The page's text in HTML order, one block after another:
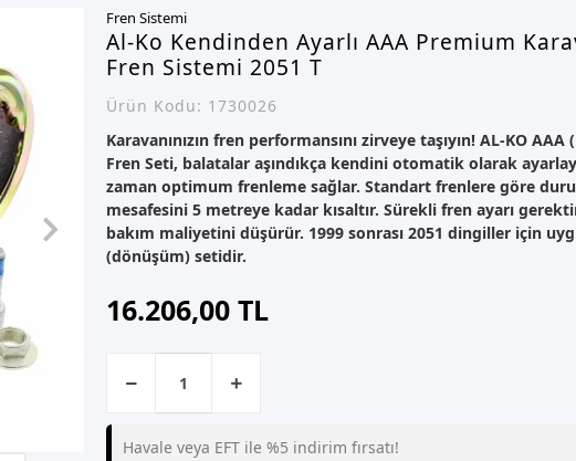
Fren Sistemi
Al-Ko Kendinden Ayarlı AAA Premium
Fren Sistemi 2051 T
Ürün Kodu: 1730026
Karavanınızın fren performansını zirveye taşıyın! AL-KO
Fren Seti, balatalar aşındıkça kendini otomatik olarak
zaman optimum frenleme sağlar. Standart frenlere göre
mesafesini 5 metreye kadar kısaltır. Sürekli fren ayarı
bakım maliyetini düşürür. 1999 sonrası 2051 dingiller için
(dönüşüm) setidir.
16.206,00 TL
Havale veya EFT ile %5 indirim fırsatı!